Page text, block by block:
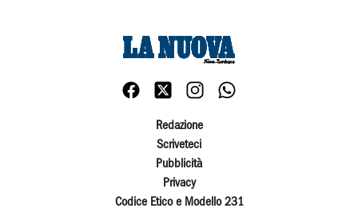
Redazione
Scriveteci
Pubblicità
Privacy
Codice Etico e Modello 231